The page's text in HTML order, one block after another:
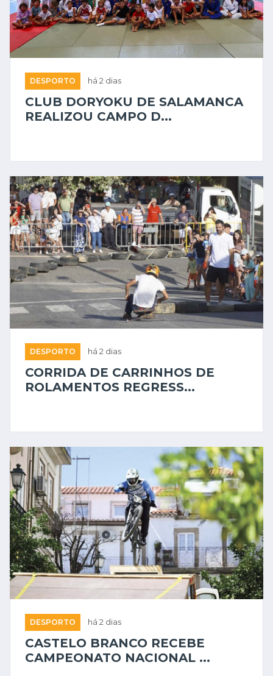
DESPORTO há 2 dias
CLUB DORYOKU DE SALAMANCA
REALIZOU CAMPO D...
DESPORTO há 2 dias
CORRIDA DE CARRINHOS DE
ROLAMENTOS REGRESS...
DESPORTO há 2 dias
CASTELO BRANCO RECEBE
CAMPEONATO NACIONAL ...